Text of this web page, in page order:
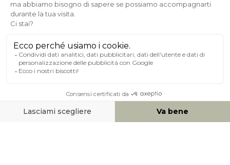
Pagamento sicuro
A PROPOSITO DI MILIBOO
AIUTO & CONTATTO